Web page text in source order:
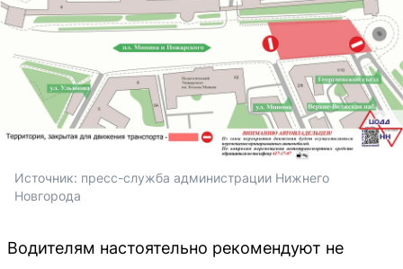
Источник: пресс-служба администрации Нижнего
Новгорода
Водителям настоятельно рекомендуют не